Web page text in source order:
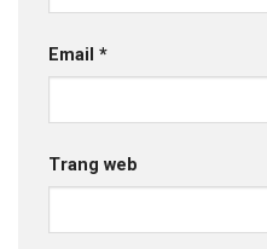
Email *
Trang web